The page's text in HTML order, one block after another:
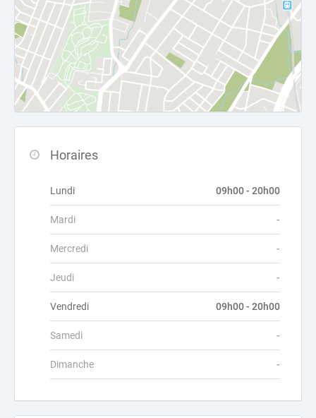
Horaires
Lundi 09h00 - 20h00
Mardi -
Mercredi -
Jeudi -
Vendredi 09h00 - 20h00
Samedi -
Dimanche -